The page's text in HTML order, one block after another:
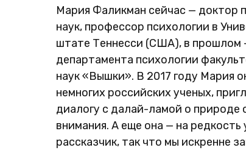
Мария Фаликман сейчас — доктор
наук, профессор психологии в
штате Теннесси (США), в прошлом
департамента психологии
наук «Вышки». В 2017 году Мария
немногих российских ученых,
диалогу с далай-ламой о природе
внимания. А еще она — на редкость
рассказчик, так что мы искренне